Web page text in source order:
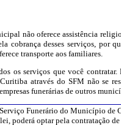
não oferece assistência
cobrança desses serviços, por
transporte aos familiares.
os serviços que você contratar.
através do SFM não se
funerárias de outros
Funerário do Município de
poderá optar pela contratação de